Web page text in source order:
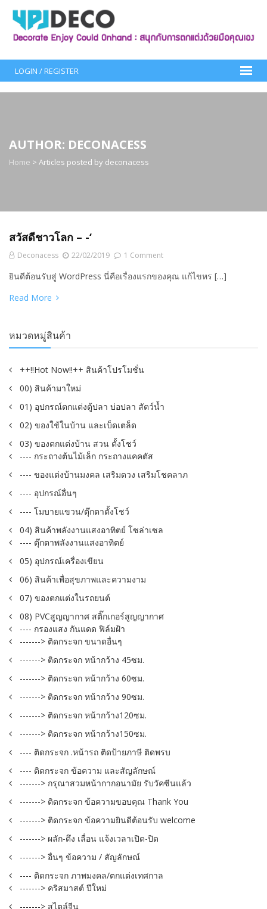
content
LOGIN / REGISTER
AUTHOR: DECONACESS
Home > Articles posted by deconacess
สวัสดีชาวโลก – -‘
Deconacess 22/02/2019 1 Comment
ยินดีต้อนรับสู่ WordPress นี่คือเรื่องแรกของคุณ แก้ไขหร […]
Read More
หมวดหมู่สินค้า
++!!Hot Now!!++ สินค้าโปรโมชั่น
00) สินค้ามาใหม่
01) อุปกรณ์ตกแต่งตู้ปลา บ่อปลา สัตว์น้ำ
02) ของใช้ในบ้าน และเบ็ดเตล็ด
03) ของตกแต่งบ้าน สวน ตั้งโชว์
---- กระถางต้นไม้เล็ก กระถางแคคตัส
---- ของแต่งบ้านมงคล เสริมดวง เสริมโชคลาภ
---- อุปกรณ์อื่นๆ
---- โมบายแขวน/ตุ๊กตาตั้งโชว์
04) สินค้าพลังงานแสงอาทิตย์ โซล่าเซล
---- ตุ๊กตาพลังงานแสงอาทิตย์
05) อุปกรณ์เครื่องเขียน
06) สินค้าเพื่อสุขภาพและความงาม
07) ของตกแต่งในรถยนต์
08) PVCสูญญากาศ สติ๊กเกอร์สูญญากาศ
---- กรองแสง กันแดด ฟิล์มฝ้า
-------> ติดกระจก ขนาดอื่นๆ
-------> ติดกระจก หน้ากว้าง 45ซม.
-------> ติดกระจก หน้ากว้าง 60ซม.
-------> ติดกระจก หน้ากว้าง 90ซม.
-------> ติดกระจก หน้ากว้าง120ซม.
-------> ติดกระจก หน้ากว้าง150ซม.
---- ติดกระจก .หน้ารถ ติดป้ายภาษี ติดพรบ
---- ติดกระจก ข้อความ และสัญลักษณ์
-------> กรุณาสวมหน้ากากอนามัย รับวัคซีนแล้ว
-------> ติดกระจก ข้อความขอบคุณ Thank You
-------> ติดกระจก ข้อความยินดีต้อนรับ welcome
-------> ผลัก-ดึง เลื่อน แจ้งเวลาเปิด-ปิด
-------> อื่นๆ ข้อความ / สัญลักษณ์
---- ติดกระจก ภาพมงคล/ตกแต่งเทศกาล
-------> คริสมาสต์ ปีใหม่
-------> สไตล์จีน